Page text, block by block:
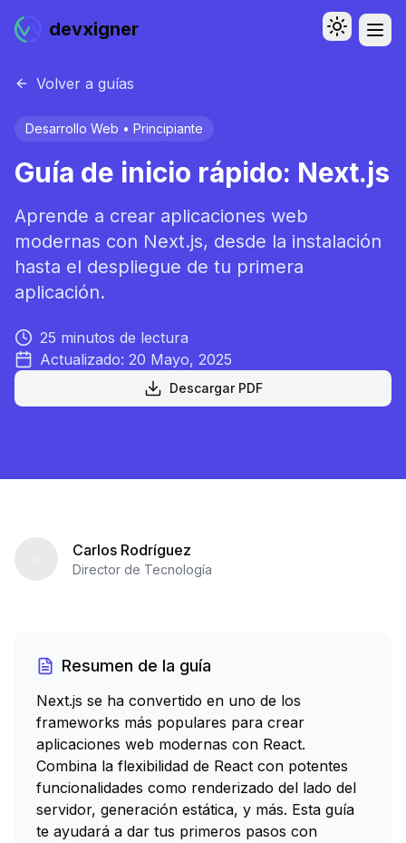
devxigner Toggle
Volver a guías
Desarrollo Web • Principiante
Guía de inicio rápido: Next.js
Aprende a crear aplicaciones web
modernas con Next.js, desde la instalación
hasta el despliegue de tu primera
aplicación.
25 minutos de lectura
Actualizado: 20 Mayo, 2025
Descargar PDF
Carlos Rodríguez
Director de Tecnología
Resumen de la guía
Next.js se ha convertido en uno de los
frameworks más populares para crear
aplicaciones web modernas con React.
Combina la flexibilidad de React con potentes
funcionalidades como renderizado del lado del
servidor, generación estática, y más. Esta guía
te ayudará a dar tus primeros pasos con